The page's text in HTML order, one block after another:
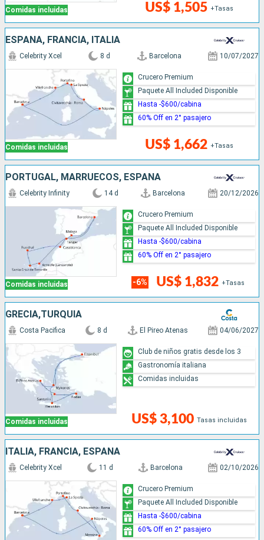
Comidas incluidas US$ 1,505 +Tasas
ESPAÑA, FRANCIA, ITALIA
Comidas incluidas
Celebrity Xcel 8 d Barcelona 10/07/2027
US$ 1,662 +Tasas
Crucero Premium
Paquete All Included Disponible
Hasta -$600/cabina
60% Off en 2° pasajero
PORTUGAL, MARRUECOS, ESPAÑA
Comidas incluidas
Celebrity Infinity 14 d Barcelona 20/12/2026
-6% US$ 1,832 +Tasas
Crucero Premium
Paquete All Included Disponible
Hasta -$600/cabina
60% Off en 2° pasajero
GRECIA,TURQUÍA
Comidas incluidas
Costa Pacifica 8 d El Pireo Atenas 04/06/2027
US$ 3,100 Tasas incluidas
Club de niños gratis desde los 3
Gastronomía italiana
Comidas incluidas
ITALIA, FRANCIA, ESPAÑA
Celebrity Xcel 11 d Barcelona 02/10/2026
Crucero Premium
Paquete All Included Disponible
Hasta -$600/cabina
60% Off en 2° pasajero